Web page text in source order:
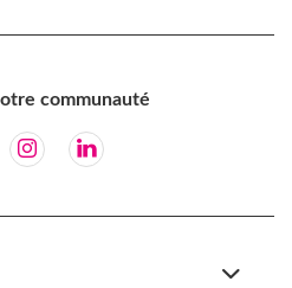
communauté